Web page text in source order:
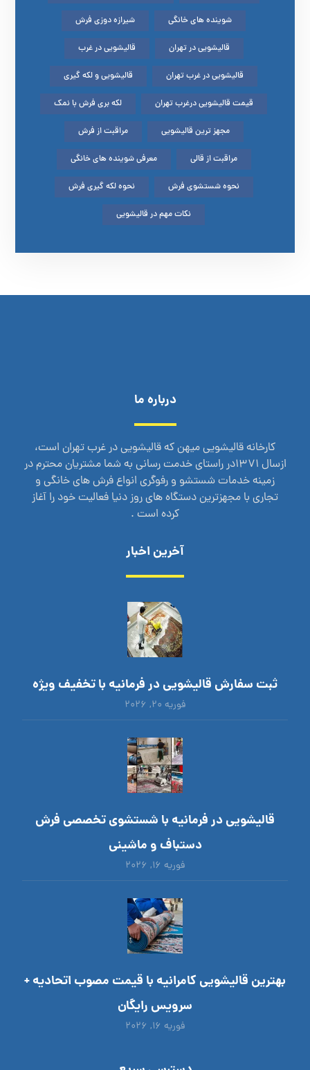
شوینده های خانگی شیرازه دوزی فرش
قالیشویی در تهران قالیشویی در غرب
قالیشویی در غرب تهران قالیشویی و لکه گیری
قیمت قالیشویی درغرب تهران لکه بری فرش با نمک
مجهز ترین قالیشویی مراقبت از فرش
مراقبت از قالی معرفی شوینده های خانگی
نحوه شستشوی فرش نحوه لکه گیری فرش
نکات مهم در قالیشویی
درباره ما
کارخانه قالیشویی میهن که قالیشویی در غرب تهران است،
ازسال 1371در راستای خدمت رسانی به شما مشتریان محترم در
زمینه خدمات شستشو و رفوگری انواع فرش های خانگی و
تجاری با مجهزترین دستگاه های روز دنیا فعالیت خود را آغاز
کرده است .
آخرین اخبار
ثبت سفارش قالیشویی در فرمانیه با تخفیف ویژه
فوریه ۲۰, ۲۰۲۶
قالیشویی در فرمانیه با شستشوی تخصصی فرش
دستباف و ماشینی
فوریه ۱۶, ۲۰۲۶
بهترین قالیشویی کامرانیه با قیمت مصوب اتحادیه +
سرویس رایگان
فوریه ۱۶, ۲۰۲۶